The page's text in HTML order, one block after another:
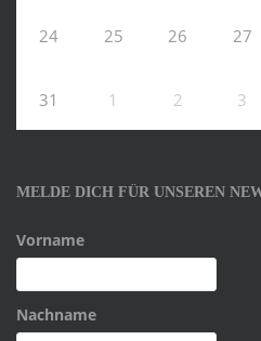
24 25 26 27
31 1 2 3
MELDE DICH FÜR UNSEREN
Vorname
Nachname